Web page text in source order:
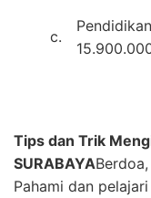
c.
Tips dan Trik
SURABAYA
Pahami dan